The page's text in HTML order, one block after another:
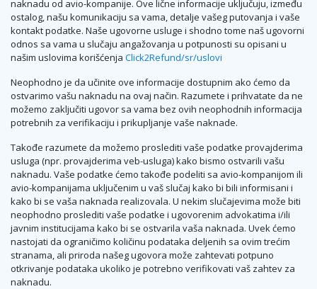
naknadu od avio-kompanije. Ove lične informacije uključuju, između
ostalog, našu komunikaciju sa vama, detalje vašeg putovanja i vaše
kontakt podatke. Naše ugovorne usluge i shodno tome naš ugovorni
odnos sa vama u slučaju angažovanja u potpunosti su opisani u
našim uslovima korišćenja Click2Refund/sr/uslovi
Neophodno je da učinite ove informacije dostupnim ako ćemo da
ostvarimo vašu naknadu na ovaj način. Razumete i prihvatate da ne
možemo zaključiti ugovor sa vama bez ovih neophodnih informacija
potrebnih za verifikaciju i prikupljanje vaše naknade.
Takođe razumete da možemo proslediti vaše podatke provajderima
usluga (npr. provajderima veb-usluga) kako bismo ostvarili vašu
naknadu. Vaše podatke ćemo takođe podeliti sa avio-kompanijom ili
avio-kompanijama uključenim u vaš slučaj kako bi bili informisani i
kako bi se vaša naknada realizovala. U nekim slučajevima može biti
neophodno proslediti vaše podatke i ugovorenim advokatima i/ili
javnim institucijama kako bi se ostvarila vaša naknada. Uvek ćemo
nastojati da ograničimo količinu podataka deljenih sa ovim trećim
stranama, ali priroda našeg ugovora može zahtevati potpuno
otkrivanje podataka ukoliko je potrebno verifikovati vaš zahtev za
naknadu.